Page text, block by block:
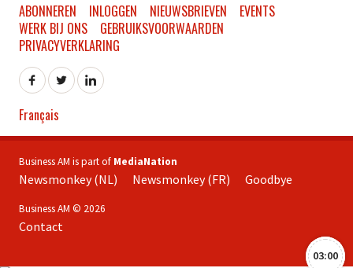
03:00
ABONNEREN INLOGGEN NIEUWSBRIEVEN
EVENTS
WERK BIJ ONS
GEBRUIKSVOORWAARDEN
PRIVACYVERKLARING
Français
Business AM is part of MediaNation
Newsmonkey (NL) Newsmonkey (FR) Goodbye
Business AM © 2026
Contact